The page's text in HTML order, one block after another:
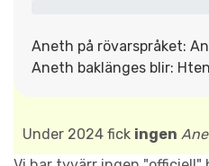
Aneth på rövarspråket:
Aneth baklänges blir:
Under 2024 fick ingen